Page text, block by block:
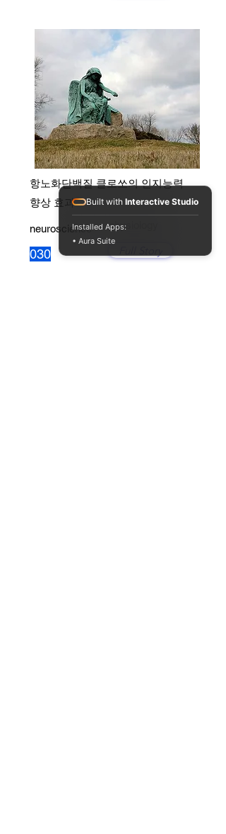
항노화단백질 클로쏘의 인지능력
향상 효과
neuroscience
030
physiology
Built with Interactive Studio
Installed Apps:
• Aura Suite